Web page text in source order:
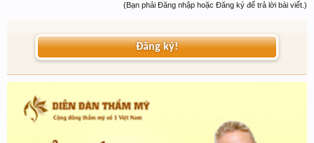
(Bạn phải Đăng nhập hoặc Đăng ký để trả lời bài viết.)
Đăng ký!